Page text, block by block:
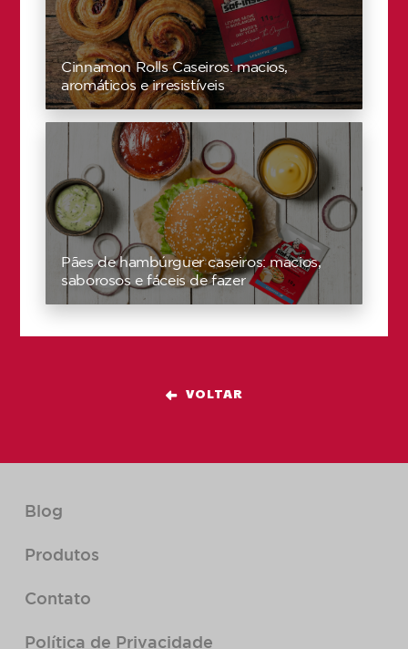
Cinnamon Rolls Caseiros: macios,
aromáticos e irresistíveis
Pães de hambúrguer caseiros: macios,
saborosos e fáceis de fazer
VOLTAR
Blog
Produtos
Contato
Política de Privacidade